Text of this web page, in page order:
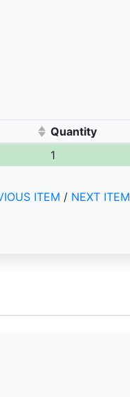
Quantity
1
ITEM / NEXT ITEM